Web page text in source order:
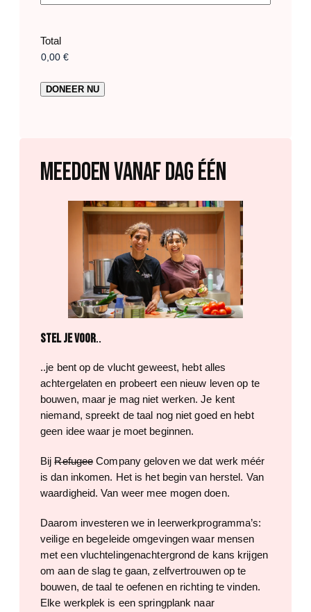
Total
MEEDOEN VANAF DAG ÉéN
Stel je voor..
..je bent op de vlucht geweest, hebt alles
achtergelaten en probeert een nieuw leven op te
bouwen, maar je mag niet werken. Je kent
niemand, spreekt de taal nog niet goed en hebt
geen idee waar je moet beginnen.
BijRefugeeCompany geloven we dat werk méér
is dan inkomen. Het is het begin van herstel. Van
waardigheid. Van weer mee mogen doen.
Daarom investeren we in leerwerkprogramma’s:
veilige en begeleide omgevingen waar mensen
met een vluchtelingenachtergrond de kans krijgen
om aan de slag te gaan, zelfvertrouwen op te
bouwen, de taal te oefenen en richting te vinden.
Elke werkplek is een springplank naar